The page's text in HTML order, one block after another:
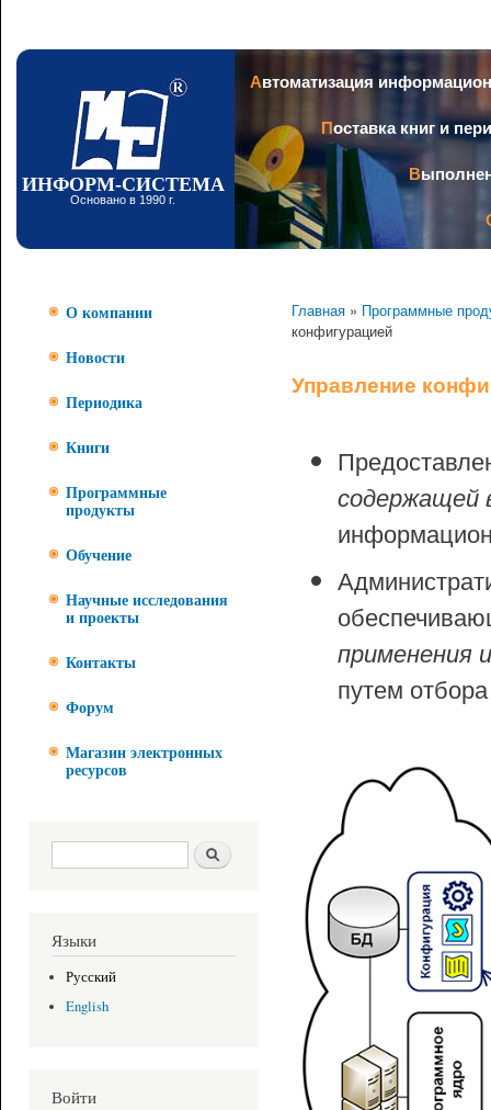
ИНФОРМ-СИСТЕМА
Основано в 1990 г.
Автоматизация
Поставка книг и
О компании
Новости
Периодика
Книги
Программные
продукты
Обучение
Научные исследования
и проекты
Контакты
Форум
Магазин электронных
ресурсов
Форма поиска Поиск
Языки
Русский
English
Войти
Главная » Программные
конфигурацией
Управление
содержащей
применения
путем